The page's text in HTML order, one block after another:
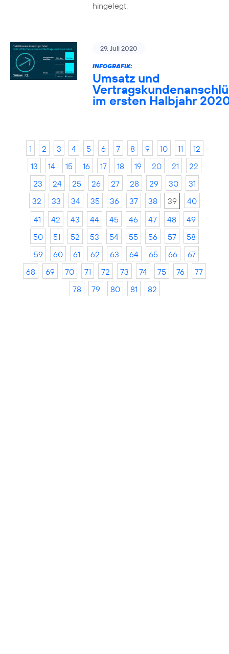
hingelegt.
29. Juli 2020
INFOGRAFIK:
Umsatz und
im ersten Halbjahr
1 2 3 4 5 6 7 8 9 10 11
12
13
14 15 16 17 18 19 20 21
22
23
24 25 26 27 28 29 30
31
32
33 34 35 36 37 38 39
40
41
42 43 44 45 46 47 48
49
50
51 52 53 54 55 56 57
58
59
60 61 62 63 64 65 66
67
68
69 70 71 72 73 74 75 76
77
78
79 80 81 82